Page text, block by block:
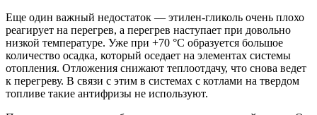
Еще один важный недостаток — этилен-гликоль очень плохо
реагирует на перегрев, а перегрев наступает при довольно
низкой температуре. Уже при +70 °C образуется большое
количество осадка, который оседает на элементах системы
отопления. Отложения снижают теплоотдачу, что снова ведет
к перегреву. В связи с этим в системах с котлами на твердом
топливе такие антифризы не используют.